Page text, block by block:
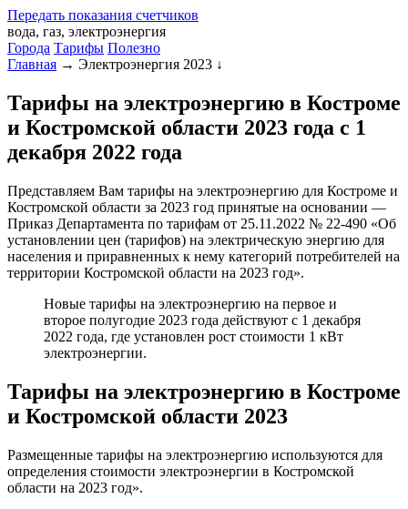
Передать показания счетчиков
вода, газ, электроэнергия
Города Тарифы Полезно
Главная → Электроэнергия 2023 ↓
Тарифы на электроэнергию в Костроме
и Костромской области 2023 года с 1
декабря 2022 года
Представляем Вам тарифы на электроэнергию для Костроме и
Костромской области за 2023 год принятые на основании —
Приказ Департамента по тарифам от 25.11.2022 № 22-490 «Об
установлении цен (тарифов) на электрическую энергию для
населения и приравненных к нему категорий потребителей на
территории Костромской области на 2023 год».
Новые тарифы на электроэнергию на первое и
второе полугодие 2023 года действуют с 1 декабря
2022 года, где установлен рост стоимости 1 кВт
электроэнергии.
Тарифы на электроэнергию в Костроме
и Костромской области 2023
Размещенные тарифы на электроэнергию используются для
определения стоимости электроэнергии в Костромской
области на 2023 год».